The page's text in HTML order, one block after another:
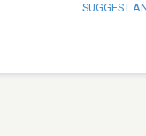
SUGGEST